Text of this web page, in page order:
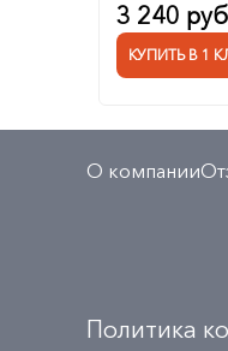
3 240
КУПИТЬ В 1
О компании
Политика